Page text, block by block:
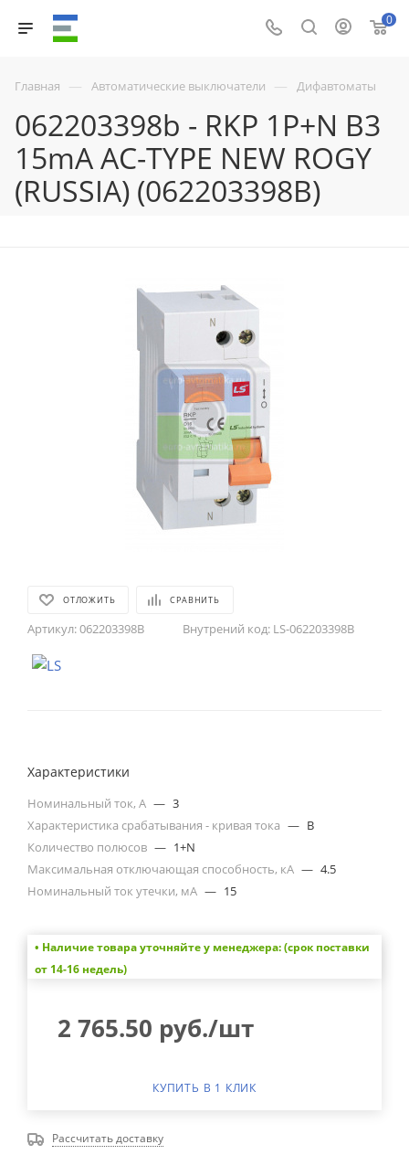
0
Главная — Автоматические выключатели — Дифавтоматы
062203398b - RKP 1P+N B3
15mA AC-TYPE NEW ROGY
(RUSSIA) (062203398B)
ОТЛОЖИТЬ СРАВНИТЬ
Артикул:062203398B Внутрений код: LS-062203398B
Характеристики
Номинальный ток, А — 3
Характеристика срабатывания - кривая тока — B
Количество полюсов — 1+N
Максимальная отключающая способность, кА — 4.5
Номинальный ток утечки, мА — 15
• Наличие товара уточняйте у менеджера: (срок поставки
от 14-16 недель)
2 765.50 руб./шт
КУПИТЬ В 1 КЛИК
Рассчитать доставку